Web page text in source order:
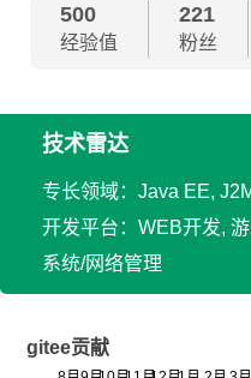
500
经验值
221
粉丝
技术雷达
专长领域：Java EE,
开发平台：WEB开发,
系统/网络管理
gitee贡献